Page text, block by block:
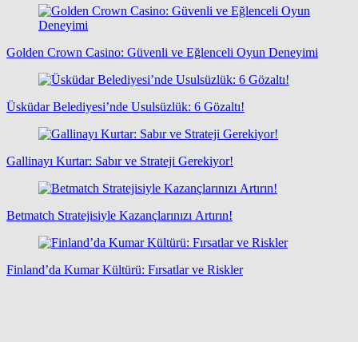
Golden Crown Casino: Güvenli ve Eğlenceli Oyun Deneyimi
Üsküdar Belediyesi’nde Usulsüzlük: 6 Gözaltı!
Gallinayı Kurtar: Sabır ve Strateji Gerekiyor!
Betmatch Stratejisiyle Kazançlarınızı Artırın!
Finland’da Kumar Kültürü: Fırsatlar ve Riskler